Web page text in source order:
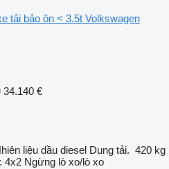
tải bảo ôn < 3.5t Volkswagen
34.140 €
liệu dầu diesel Dung tải. 420 kg
4x2 Ngừng lò xo/lò xo